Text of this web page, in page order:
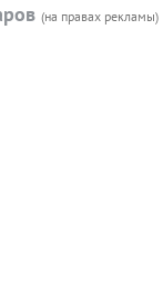
(на правах рекламы)